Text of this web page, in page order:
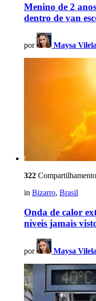
Menino de 2
dentro de van
por Maysa Vilela
322
in Bizarro, Brasil
Onda de calor
níveis jamais
por Maysa Vilela